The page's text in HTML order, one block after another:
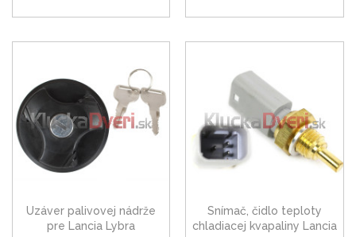
Uzáver palivovej nádrže
pre Lancia Lybra
Snímač, čidlo teploty
chladiacej kvapaliny Lancia